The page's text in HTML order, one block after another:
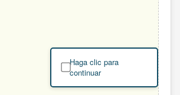
Haga clic para
continuar